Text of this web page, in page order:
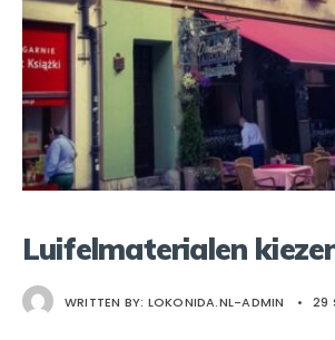
Luifelmaterialen
WRITTEN BY: LOKONIDA.NL-ADMIN • 29